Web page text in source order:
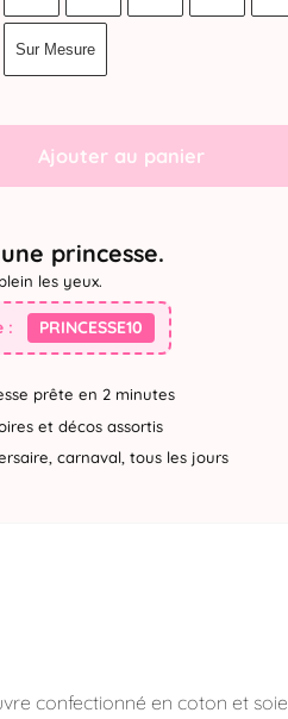
Sur Mesure
Ajouter au panier
princesse.
les yeux.
: PRINCESSE10
prête en 2 minutes
et décos assortis
carnaval, tous les jours
confectionné en coton et soie